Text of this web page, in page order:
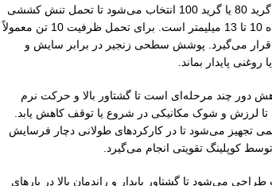
زنجیر بار در جرثقیل 10 تن معمولاً از جنس فولاد آلیاژی گرید 80 یا گرید 100 انتخاب می‌شود تا تحمل تنش کششی
بالا را تضمین کند. قطر زنجیر بسته به طراحی در محدوده 10 تا 13 میلیمتر است. برای تحمل ظرفیت 10 تن معمولاً
قرار می‌گیرد. پوشش سطحی زنجیر در برابر سایش و
پایدار بماند.
دور چند مرحله‌ای است تا گشتاور بالا و حرکت نرم
لرزش و شوک مکانیکی در شروع یا توقف کاهش یابد.
تجهیز می‌شود تا در کارکردهای طولانی دچار فرسایش
کوپلینگ تقویتی انجام می‌گیرد.
10 تن 4 کاره به صورت سه فاز 380 ولت طراحی می‌شود تا گشتاور پایدار و راندمان بالا در بارهای